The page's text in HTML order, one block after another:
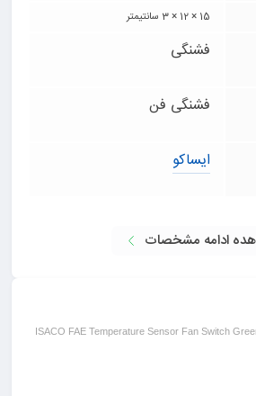
15 × 12 × 3 سانتیمتر
فشنگی
فشنگی فن
ایساکو
ادامه مشخصات
ISACO FAE Temperature Sensor Fan Switch